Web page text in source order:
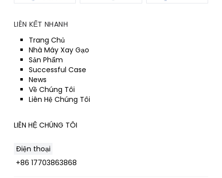
LIÊN KẾT NHANH
Trang Chủ
Nhà Máy Xay Gạo
Sản Phẩm
Successful Case
News
Về Chúng Tôi
Liên Hệ Chúng Tôi
LIÊN HỆ CHÚNG TÔI
Điện thoại
+86 17703863868